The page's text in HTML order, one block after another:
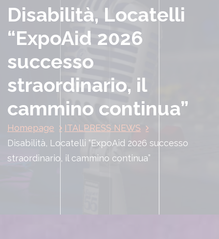
Disabilità, Locatelli
“ExpoAid 2026
successo
straordinario, il
cammino continua”
Homepage
ITALPRESS NEWS
Disabilità, Locatelli “ExpoAid 2026 successo
straordinario, il cammino continua”